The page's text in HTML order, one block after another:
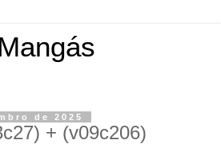
de 2025
+ (v09c206)